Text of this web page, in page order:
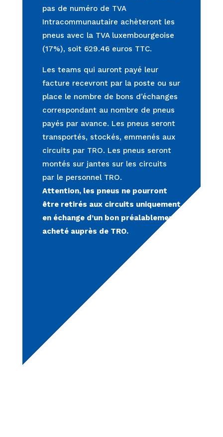
pas de numéro de TVA
Intracommunautaire achèteront les
pneus avec la TVA luxembourgeoise
(17%), soit 629.46 euros TTC.
Les teams qui auront payé leur
facture recevront par la poste ou sur
place le nombre de bons d’échanges
correspondant au nombre de pneus
payés par avance. Les pneus seront
transportés, stockés, emmenés aux
circuits par TRO. Les pneus seront
montés sur jantes sur les circuits
par le personnel TRO.
Attention, les pneus ne pourront
être retirés aux circuits uniquement
en échange d’un bon préalablement
acheté auprès de TRO.